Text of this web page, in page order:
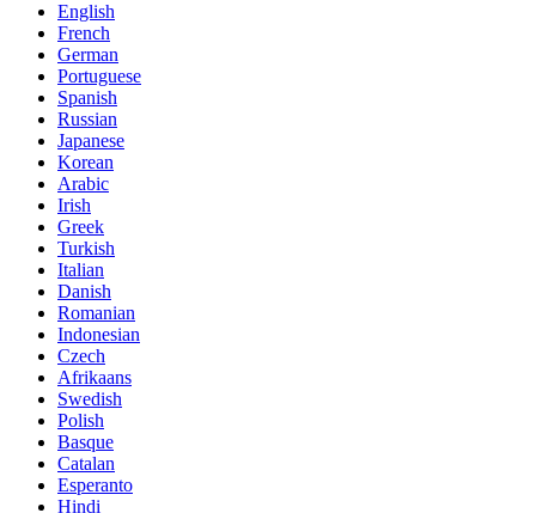
English
French
German
Portuguese
Spanish
Russian
Japanese
Korean
Arabic
Irish
Greek
Turkish
Italian
Danish
Romanian
Indonesian
Czech
Afrikaans
Swedish
Polish
Basque
Catalan
Esperanto
Hindi